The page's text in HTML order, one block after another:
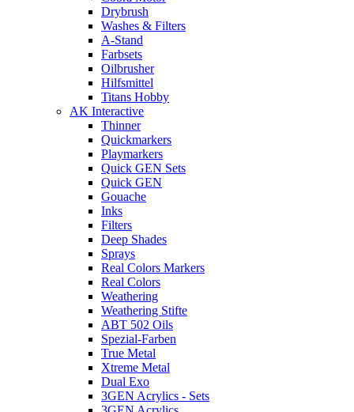
Drybrush
Washes & Filters
A-Stand
Farbsets
Oilbrusher
Hilfsmittel
Titans Hobby
AK Interactive
Thinner
Quickmarkers
Playmarkers
Quick GEN Sets
Quick GEN
Gouache
Inks
Filters
Deep Shades
Sprays
Real Colors Markers
Real Colors
Weathering
Weathering Stifte
ABT 502 Oils
Spezial-Farben
True Metal
Xtreme Metal
Dual Exo
3GEN Acrylics - Sets